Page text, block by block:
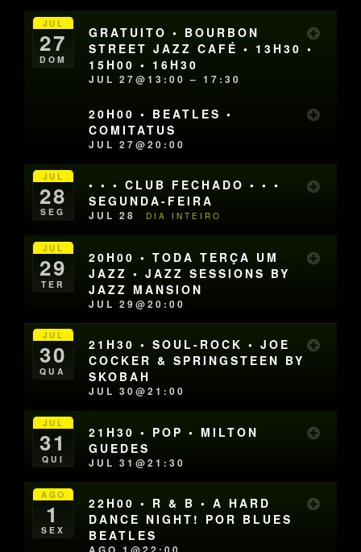
JUL
27
DOM
GRATUITO • BOURBON
STREET JAZZ CAFÉ • 13H30 •
15H00 • 16H30
JUL 27@13:00 – 17:30
20H00 • BEATLES •
COMITATUS
JUL 27@20:00
JUL
28
SEG
• • • CLUB FECHADO • • •
SEGUNDA-FEIRA
JUL 28 DIA INTEIRO
JUL
29
TER
20H00 • TODA TERÇA UM
JAZZ • JAZZ SESSIONS BY
JAZZ MANSION
JUL 29@20:00
JUL
30
QUA
21H30 • SOUL-ROCK • JOE
COCKER & SPRINGSTEEN BY
SKOBAH
JUL 30@21:00
JUL
31
QUI
21H30 • POP • MILTON
GUEDES
JUL 31@21:30
AGO
1
SEX
22H00 • R & B • A HARD
DANCE NIGHT! POR BLUES
BEATLES